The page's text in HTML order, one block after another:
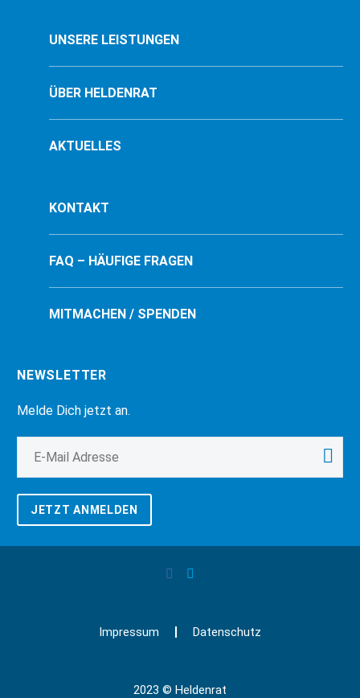
UNSERE LEISTUNGEN
ÜBER HELDENRAT
AKTUELLES
KONTAKT
FAQ – HÄUFIGE FRAGEN
MITMACHEN / SPENDEN
NEWSLETTER
Melde Dich jetzt an.
JETZT ANMELDEN
Impressum Datenschutz
2023 © Heldenrat